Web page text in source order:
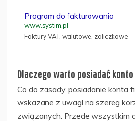
Program do fakturowania
www.systim.pl
Faktury VAT, walutowe, zaliczkowe
Dlaczego warto posiadać
Co do zasady, posiadanie konta
wskazane z uwagi na szereg
związanych. Przede wszystkim